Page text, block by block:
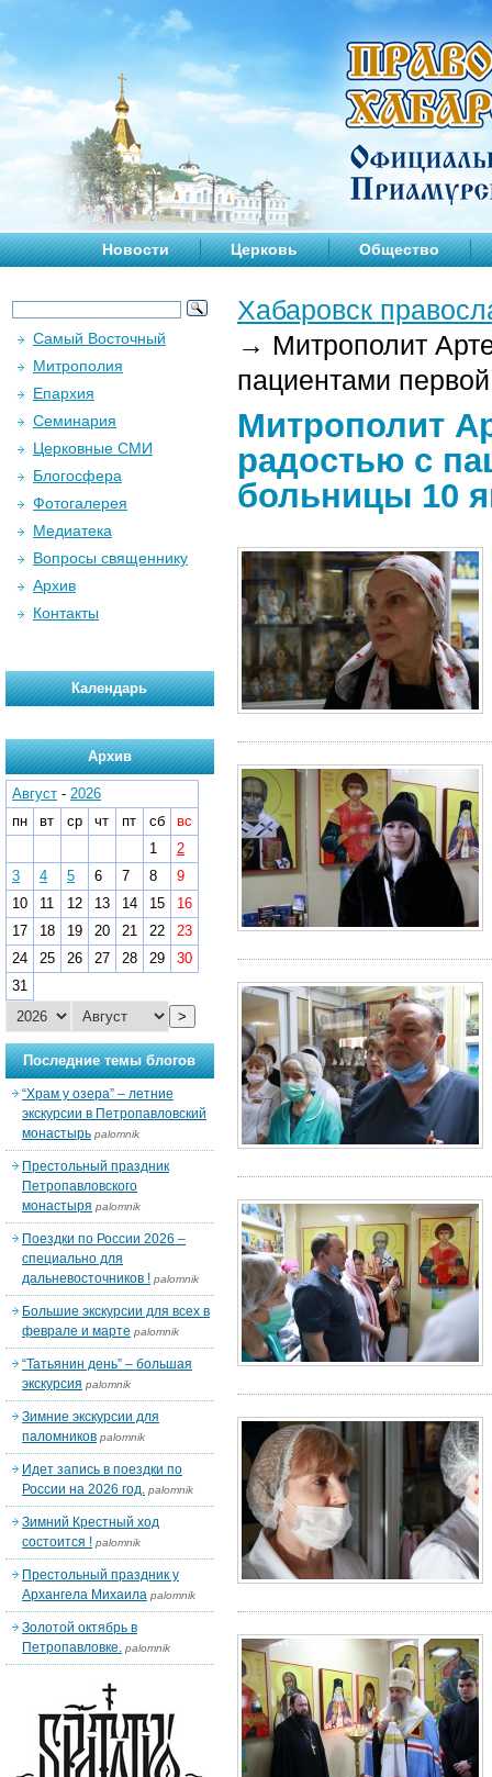
Новости Церковь Общество
Хабаровск
→ Митрополит
пациентами
Митрополит
радостью с
больницы 10
Самый Восточный
Митрополия
Епархия
Семинария
Церковные СМИ
Блогосфера
Фотогалерея
Медиатека
Вопросы священнику
Архив
Контакты
Календарь
Архив
Август - 2026
пн
вт ср чт пт сб
вс
1
2
3
4 5 6 7 8
9
10
11 12 13 14 15
16
17
18 19 20 21 22
23
24
25 26 27 28 29
30
31
>
Последние темы блогов
“Храм у озера” – летние
экскурсии в Петропавловский
монастырь palomnik
Престольный праздник
Петропавловского
монастыря palomnik
Поездки по России 2026 –
специально для
дальневосточников ! palomnik
Большие экскурсии для всех в
феврале и марте palomnik
“Татьянин день” – большая
экскурсия palomnik
Зимние экскурсии для
паломников palomnik
Идет запись в поездки по
России на 2026 год. palomnik
Зимний Крестный ход
состоится ! palomnik
Престольный праздник у
Архангела Михаила palomnik
Золотой октябрь в
Петропавловке. palomnik